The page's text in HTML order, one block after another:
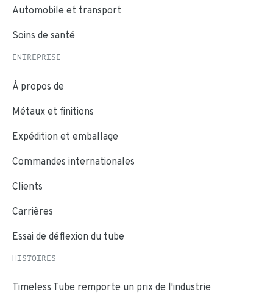
Automobile et transport
Soins de santé
ENTREPRISE
À propos de
Métaux et finitions
Expédition et emballage
Commandes internationales
Clients
Carrières
Essai de déflexion du tube
HISTOIRES
Timeless Tube remporte un prix de l'industrie